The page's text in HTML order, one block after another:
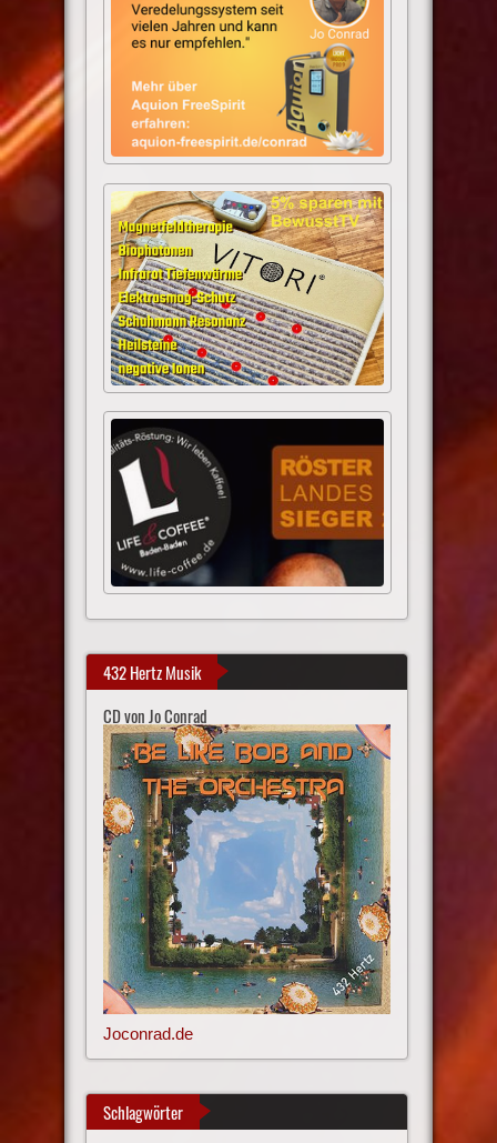
432 Hertz Musik
CD von Jo Conrad
Joconrad.de
Schlagwörter